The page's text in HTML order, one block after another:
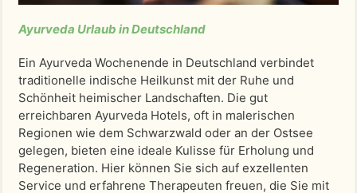
Ayurveda Urlaub in Deutschland
Ein Ayurveda Wochenende in Deutschland verbindet
traditionelle indische Heilkunst mit der Ruhe und
Schönheit heimischer Landschaften. Die gut
erreichbaren Ayurveda Hotels, oft in malerischen
Regionen wie dem Schwarzwald oder an der Ostsee
gelegen, bieten eine ideale Kulisse für Erholung und
Regeneration. Hier können Sie sich auf exzellenten
Service und erfahrene Therapeuten freuen, die Sie mit